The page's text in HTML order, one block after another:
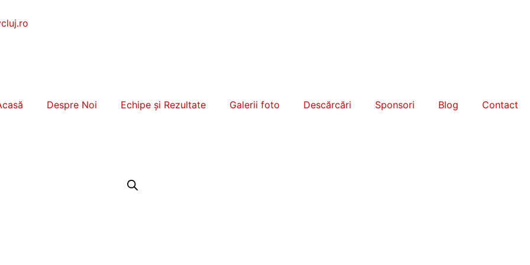
Despre Noi Echipe și Rezultate Galerii foto Descărcări Sponsori Blog Contact